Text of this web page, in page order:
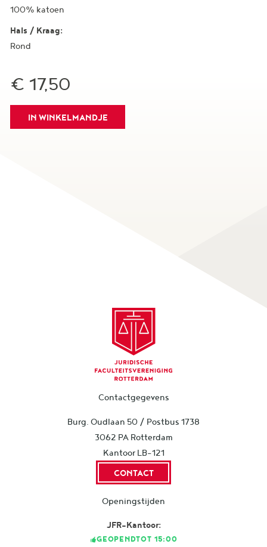
100% katoen
Hals / Kraag:
Rond
€ 17,50
Contactgegevens
Burg. Oudlaan 50 / Postbus 1738
3062 PA Rotterdam
Kantoor LB-121
CONTACT
Openingstijden
JFR-Kantoor:
GEOPENDTOT 15:00